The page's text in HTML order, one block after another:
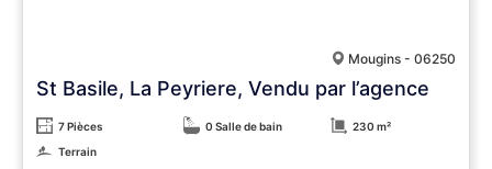
Mougins - 06250
St Basile, La Peyriere, Vendu par l’agence
7 Pièces 0 Salle de bain
230 m²
Terrain